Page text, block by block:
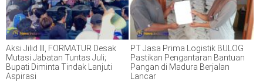
Aksi Jilid III, FORMATUR Desak
Mutasi Jabatan Tuntas Juli;
Bupati Diminta Tindak Lanjuti
Aspirasi
PT Jasa Prima Logistik BULOG
Pastikan Pengantaran Bantuan
Pangan di Madura Berjalan
Lancar